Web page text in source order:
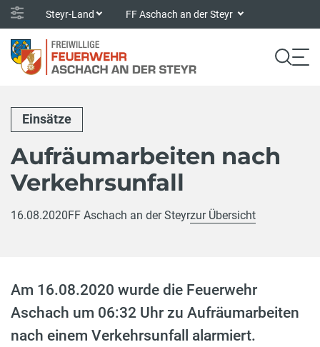
Steyr-Land FF Aschach an der Steyr
Einsätze
Aufräumarbeiten nach
Verkehrsunfall
16.08.2020FF Aschach an der Steyrzur Übersicht
Am 16.08.2020 wurde die Feuerwehr
Aschach um 06:32 Uhr zu Aufräumarbeiten
nach einem Verkehrsunfall alarmiert.